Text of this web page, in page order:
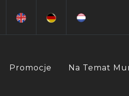
Promocje Na Temat